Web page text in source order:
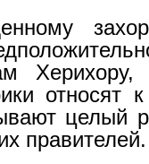
относят
целый
правителей.